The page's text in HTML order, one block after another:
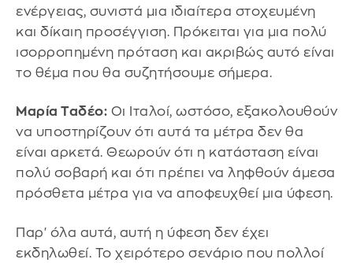
ενέργειας, συνιστά μια ιδιαίτερα στοχευμένη
και δίκαιη προσέγγιση. Πρόκειται για μια πολύ
ισορροπημένη πρόταση και ακριβώς αυτό είναι
το θέμα που θα συζητήσουμε σήμερα.
Μαρία Ταδέο: Οι Ιταλοί, ωστόσο, εξακολουθούν
να υποστηρίζουν ότι αυτά τα μέτρα δεν θα
είναι αρκετά. Θεωρούν ότι η κατάσταση είναι
πολύ σοβαρή και ότι πρέπει να ληφθούν άμεσα
πρόσθετα μέτρα για να αποφευχθεί μια ύφεση.
Παρ' όλα αυτά, αυτή η ύφεση δεν έχει
εκδηλωθεί. Το χειρότερο σενάριο που πολλοί